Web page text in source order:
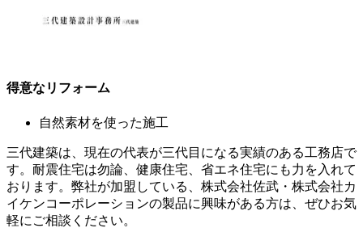
得意なリフォーム
自然素材を使った施工
三代建築は、現在の代表が三代目になる実績のある工務店で
す。耐震住宅は勿論、健康住宅、省エネ住宅にも力を入れて
おります。弊社が加盟している、株式会社佐武・株式会社カ
イケンコーポレーションの製品に興味がある方は、ぜひお気
軽にご相談ください。